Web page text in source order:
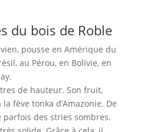
du bois de Roble
pousse en Amérique du
au Pérou, en Bolivie, en
de hauteur. Son fruit,
fève tonka d’Amazonie. De
des stries sombres.